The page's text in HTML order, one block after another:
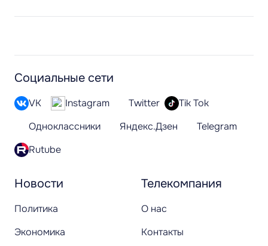
Новости
Политика
Экономика
Телекомпания
О нас
Контакты
Социальные сети
VK Instagram Twitter
Tik Tok
Одноклассники
Яндекс.Дзен
Telegram
Rutube